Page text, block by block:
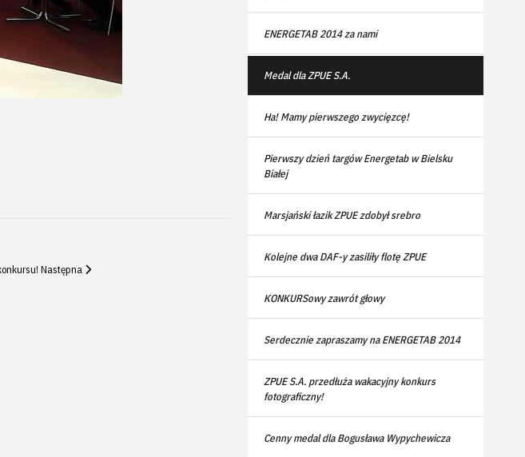
Następna
ENERGETAB 2014 za nami
Medal dla ZPUE S.A.
Ha! Mamy pierwszego zwycięzcę!
Pierwszy dzień targów Energetab w Bielsku
Białej
Marsjański łazik ZPUE zdobył srebro
Kolejne dwa DAF-y zasiliły flotę ZPUE
KONKURSowy zawrót głowy
Serdecznie zapraszamy na ENERGETAB 2014
ZPUE S.A. przedłuża wakacyjny konkurs
fotograficzny!
Cenny medal dla Bogusława Wypychewicza